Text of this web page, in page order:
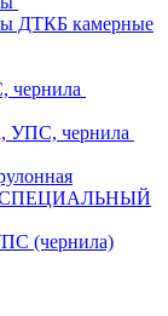
ДТКБ камерные
чернила
УПС, чернила
(чернила)